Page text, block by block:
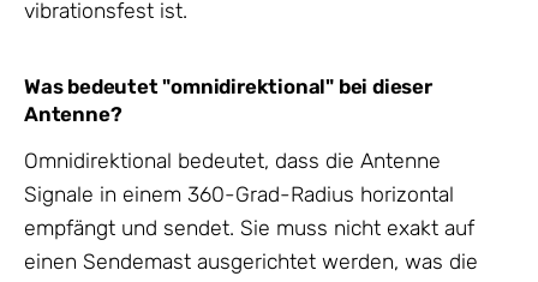
vibrationsfest ist.
Was bedeutet "omnidirektional" bei dieser
Antenne?
Omnidirektional bedeutet, dass die Antenne
Signale in einem 360-Grad-Radius horizontal
empfängt und sendet. Sie muss nicht exakt auf
einen Sendemast ausgerichtet werden, was die